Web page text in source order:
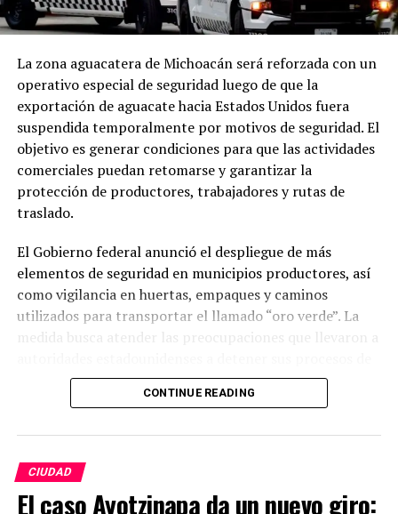
La zona aguacatera de Michoacán será reforzada con un
operativo especial de seguridad luego de que la
exportación de aguacate hacia Estados Unidos fuera
suspendida temporalmente por motivos de seguridad. El
objetivo es generar condiciones para que las actividades
comerciales puedan retomarse y garantizar la
protección de productores, trabajadores y rutas de
traslado.
El Gobierno federal anunció el despliegue de más
elementos de seguridad en municipios productores, así
como vigilancia en huertas, empaques y caminos
utilizados para transportar el llamado “oro verde”. La
medida busca atender las preocupaciones que llevaron a
supervisión para los envíos del producto.
México y una de las regiones más importantes para la
exportación hacia Estados Unidos. La actividad
representa una fuente económica clave para miles de
familias y productores que dependen de esta cadena
CONTINUE READING
CIUDAD
El caso Ayotzinapa da un nuevo giro: